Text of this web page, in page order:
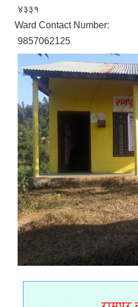
४३३१
Ward Contact Number:
9857062125